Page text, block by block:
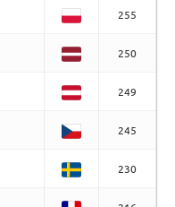
255
250
249
245
230